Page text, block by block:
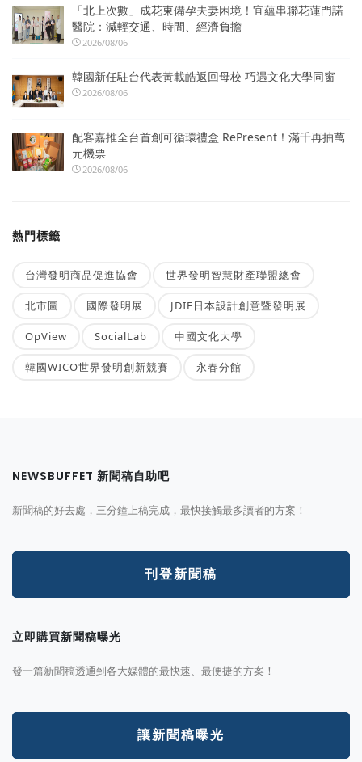
「北上次數」成花東備孕夫妻困境！宜蘊串聯花蓮門諾
醫院：減輕交通、時間、經濟負擔
2026/08/06
韓國新任駐台代表黃載皓返回母校 巧遇文化大學同窗
2026/08/06
配客嘉推全台首創可循環禮盒 RePresent！滿千再抽萬
元機票
2026/08/06
熱門標籤
台灣發明商品促進協會 世界發明智慧財產聯盟總會
北市圖 國際發明展 JDIE日本設計創意暨發明展
OpView SocialLab 中國文化大學
韓國WICO世界發明創新競賽 永春分館
NEWSBUFFET 新聞稿自助吧
新聞稿的好去處，三分鐘上稿完成，最快接觸最多讀者的方案！
刊登新聞稿
立即購買新聞稿曝光
發一篇新聞稿透通到各大媒體的最快速、最便捷的方案！
讓新聞稿曝光